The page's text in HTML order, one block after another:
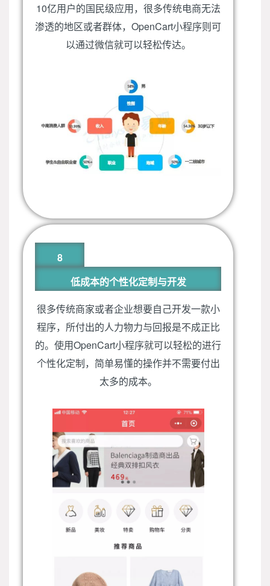
10亿用户的国民级应用，很多传统电商无法
渗透的地区或者群体，OpenCart小程序则可
以通过微信就可以轻松传达。
8
低成本的个性化定制与开发
很多传统商家或者企业想要自己开发一款小
程序，所付出的人力物力与回报是不成正比
的。使用OpenCart小程序就可以轻松的进行
个性化定制，简单易懂的操作并不需要付出
太多的成本。